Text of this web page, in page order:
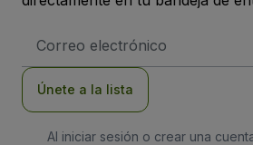
de
Únete a la lista
Al iniciar sesión o crear una